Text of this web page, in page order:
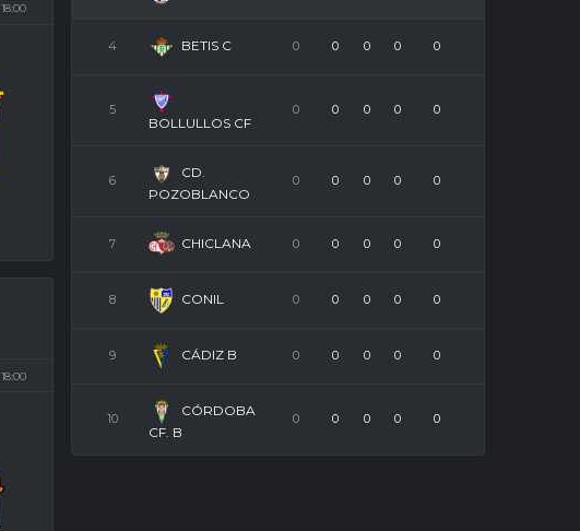
18:00
18:00
4 BETIS C 0 0 0 0 0
5
BOLLULLOS CF
0 0 0 0 0
6
CD.
POZOBLANCO
0 0 0 0 0
7 CHICLANA 0 0 0 0 0
8 CONIL 0 0 0 0 0
9 CÁDIZ B 0 0 0 0 0
10
CÓRDOBA
CF. B
0 0 0 0 0